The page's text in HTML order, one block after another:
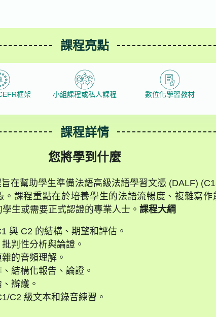
課程亮點
框架 小組課程或私人課程 數位化學習教材
課程詳情
您將學到什麼
在幫助學生準備法語高級法語學習文憑 (DALF)
。課程重點在於培養學生的法語流暢度、複雜寫
生或需要正式認證的專業人士。 課程大綱
與 C2 的結構、期望和評估。
判性分析與論證。
的音頻理解。
結構化報告、論證。
辯護。
C2 級文本和錄音練習。